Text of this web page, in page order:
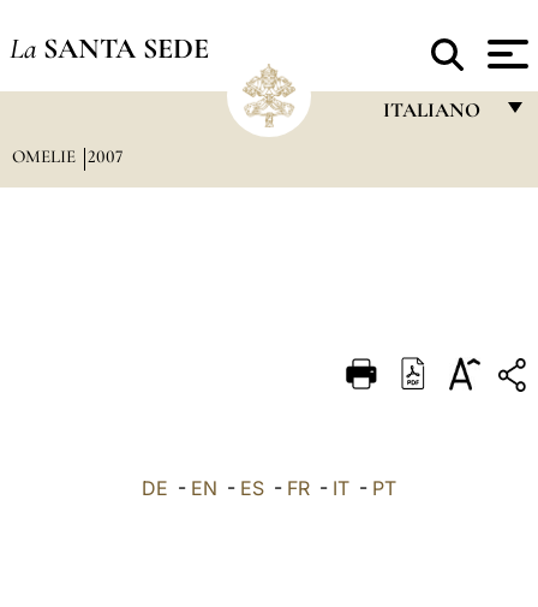
La SANTA SEDE
ITALIANO
DEUTSCH
العربيّة
OMELIE 2007
DE - EN - ES - FR - IT - PT